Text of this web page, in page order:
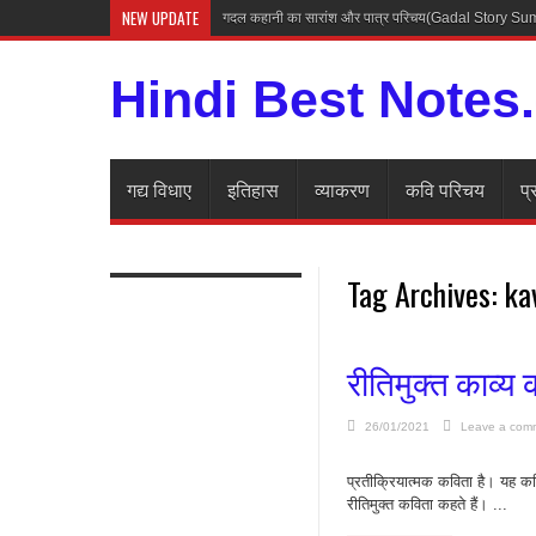
NEW UPDATE गदल कहानी का सारांश और पात्र परिचय(Gadal Story
Hindi Best
गद्य विधाए इतिहास व्याकरण कवि परिचय
Tag Archives:
रीतिमुक्त काव्य
26/01/2021 Leave a
🌺रीतिमुक्त काव्य
प्रतीक्रियात्मक कविता है। यह
रीतिमुक्त कविता कहते हैं। ...